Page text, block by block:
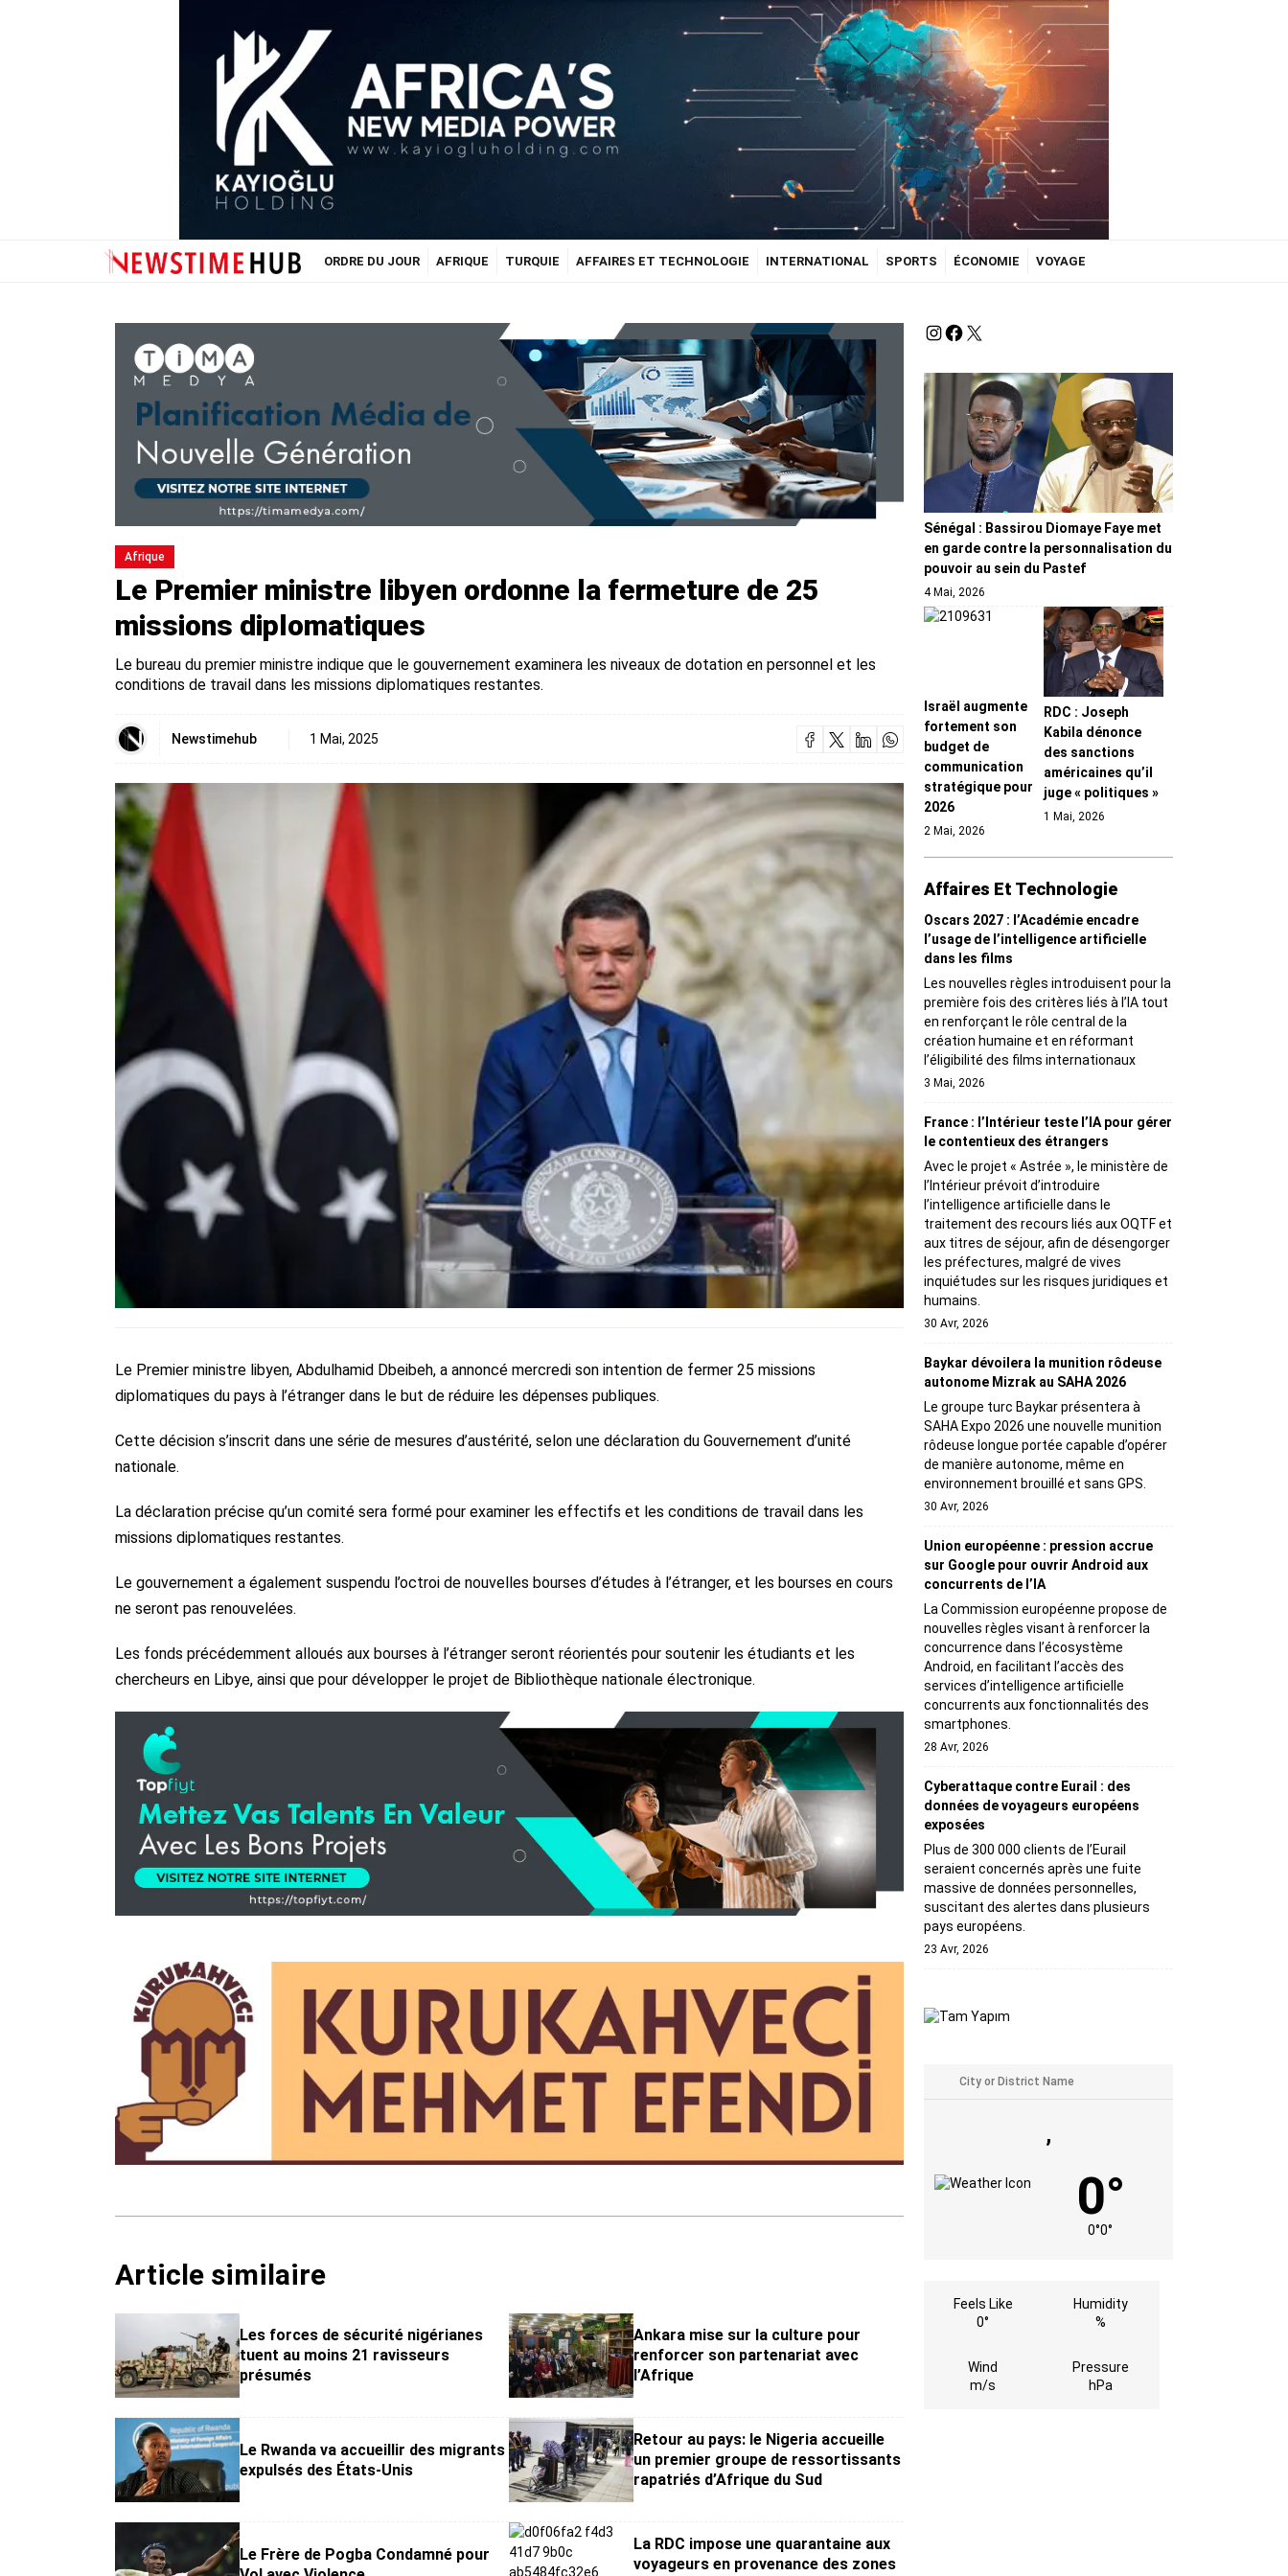
ORDRE DU JOUR AFRIQUE TURQUIE AFFAIRES ET TECHNOLOGIE INTERNATIONAL SPORTS ÉCONOMIE VOYAGE
Afrique
Le Premier ministre libyen ordonne la fermeture de 25
missions diplomatiques
Le bureau du premier ministre indique que le gouvernement examinera les niveaux de dotation en personnel et les
conditions de travail dans les missions diplomatiques restantes.
Newstimehub 1 Mai, 2025
Le Premier ministre libyen, Abdulhamid Dbeibeh, a annoncé mercredi son intention de fermer 25 missions
diplomatiques du pays à l’étranger dans le but de réduire les dépenses publiques.
Cette décision s’inscrit dans une série de mesures d’austérité, selon une déclaration du Gouvernement d’unité
nationale.
La déclaration précise qu’un comité sera formé pour examiner les effectifs et les conditions de travail dans les
missions diplomatiques restantes.
Le gouvernement a également suspendu l’octroi de nouvelles bourses d’études à l’étranger, et les bourses en cours
ne seront pas renouvelées.
Les fonds précédemment alloués aux bourses à l’étranger seront réorientés pour soutenir les étudiants et les
chercheurs en Libye, ainsi que pour développer le projet de Bibliothèque nationale électronique.
Article similaire
Les forces de sécurité nigérianes
tuent au moins 21 ravisseurs
présumés
Ankara mise sur la culture pour
renforcer son partenariat avec
l’Afrique
Le Rwanda va accueillir des migrants
expulsés des États-Unis
Retour au pays: le Nigeria accueille
un premier groupe de ressortissants
rapatriés d’Afrique du Sud
Le Frère de Pogba Condamné pour
La RDC impose une quarantaine aux
voyageurs en provenance des zones
Sénégal : Bassirou Diomaye Faye met
en garde contre la personnalisation du
pouvoir au sein du Pastef
4 Mai, 2026
Israël augmente
fortement son
budget de
communication
stratégique pour
2026
2 Mai, 2026
RDC : Joseph
Kabila dénonce
des sanctions
américaines qu’il
juge « politiques »
1 Mai, 2026
Affaires Et Technologie
Oscars 2027 : l’Académie encadre
l’usage de l’intelligence artificielle
dans les films
Les nouvelles règles introduisent pour la
première fois des critères liés à l’IA tout
en renforçant le rôle central de la
création humaine et en réformant
l’éligibilité des films internationaux
3 Mai, 2026
France : l’Intérieur teste l’IA pour gérer
le contentieux des étrangers
Avec le projet « Astrée », le ministère de
l’Intérieur prévoit d’introduire
l’intelligence artificielle dans le
traitement des recours liés aux OQTF et
aux titres de séjour, afin de désengorger
les préfectures, malgré de vives
inquiétudes sur les risques juridiques et
humains.
30 Avr, 2026
Baykar dévoilera la munition rôdeuse
autonome Mizrak au SAHA 2026
Le groupe turc Baykar présentera à
SAHA Expo 2026 une nouvelle munition
rôdeuse longue portée capable d’opérer
de manière autonome, même en
environnement brouillé et sans GPS.
30 Avr, 2026
Union européenne : pression accrue
sur Google pour ouvrir Android aux
concurrents de l’IA
La Commission européenne propose de
nouvelles règles visant à renforcer la
concurrence dans l’écosystème
Android, en facilitant l’accès des
services d’intelligence artificielle
concurrents aux fonctionnalités des
smartphones.
28 Avr, 2026
Cyberattaque contre Eurail : des
données de voyageurs européens
exposées
Plus de 300 000 clients de l’Eurail
seraient concernés après une fuite
massive de données personnelles,
suscitant des alertes dans plusieurs
pays européens.
23 Avr, 2026
,
0°
0°0°
Feels Like
0°
Humidity
%
Wind
m/s
Pressure
hPa